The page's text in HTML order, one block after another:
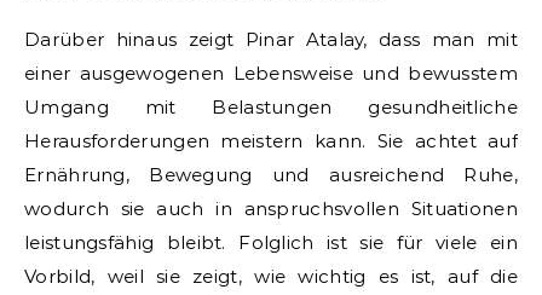
Darüber hinaus zeigt Pinar Atalay, dass man mit
einer ausgewogenen Lebensweise und bewusstem
Umgang mit Belastungen gesundheitliche
Herausforderungen meistern kann. Sie achtet auf
Ernährung, Bewegung und ausreichend Ruhe,
wodurch sie auch in anspruchsvollen Situationen
leistungsfähig bleibt. Folglich ist sie für viele ein
Vorbild, weil sie zeigt, wie wichtig es ist, auf die